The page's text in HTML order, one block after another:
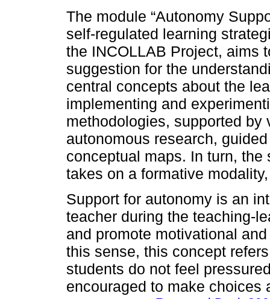
The module “Autonomy
self-regulated learning
the INCOLLAB Project, aims
suggestion for the
central concepts about the
implementing and
methodologies, supported
autonomous research,
conceptual maps. In turn,
takes on a formative
Support for autonomy is an
teacher during the teaching-
and promote motivational
this sense, this concept
students do not feel
encouraged to make choices